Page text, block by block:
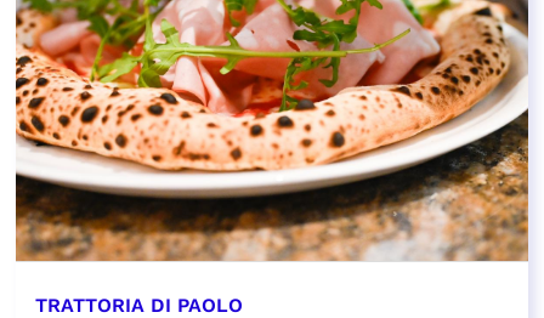
TRATTORIA DI PAOLO